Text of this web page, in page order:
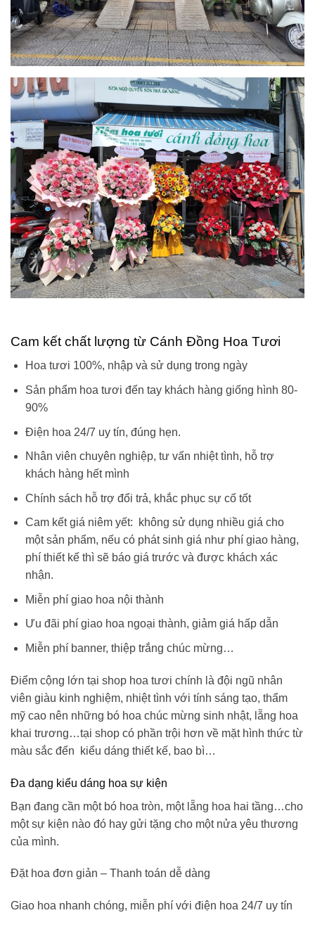
Cam kết chất lượng từ Cánh Đồng Hoa Tươi
Hoa tươi 100%, nhập và sử dụng trong ngày
Sản phẩm hoa tươi đến tay khách hàng giống hình 80-
90%
Điện hoa 24/7 uy tín, đúng hẹn.
Nhân viên chuyên nghiệp, tư vấn nhiệt tình, hỗ trợ
khách hàng hết mình
Chính sách hỗ trợ đổi trả, khắc phục sự cố tốt
Cam kết giá niêm yết: không sử dụng nhiều giá cho
một sản phẩm, nếu có phát sinh giá như phí giao hàng,
phí thiết kế thì sẽ báo giá trước và được khách xác
nhận.
Miễn phí giao hoa nội thành
Ưu đãi phí giao hoa ngoại thành, giảm giá hấp dẫn
Miễn phí banner, thiệp trắng chúc mừng…
Điểm cộng lớn tại shop hoa tươi chính là đội ngũ nhân
viên giàu kinh nghiệm, nhiệt tình với tính sáng tạo, thẩm
mỹ cao nên những bó hoa chúc mừng sinh nhật, lẵng hoa
khai trương…tại shop có phần trội hơn về mặt hình thức từ
màu sắc đến kiểu dáng thiết kế, bao bì…
Đa dạng kiểu dáng hoa sự kiện
Bạn đang cần một bó hoa tròn, một lẵng hoa hai tầng…cho
một sự kiện nào đó hay gửi tặng cho một nửa yêu thương
của mình.
Đặt hoa đơn giản – Thanh toán dễ dàng
Giao hoa nhanh chóng, miễn phí với điện hoa 24/7 uy tín